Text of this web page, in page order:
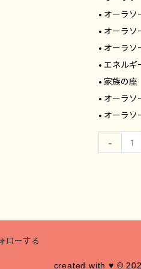
• オーラソ
• オーラ
• オーラ
• エネル
• 家族の座
• オーラ
• オーラ
-
よ
る
コ
ン
サ
ル
ローする
created with ♥️ ©